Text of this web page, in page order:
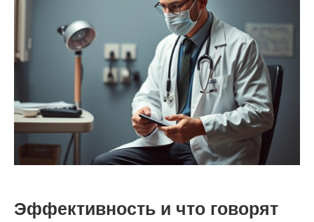
Эффективность и что говорят